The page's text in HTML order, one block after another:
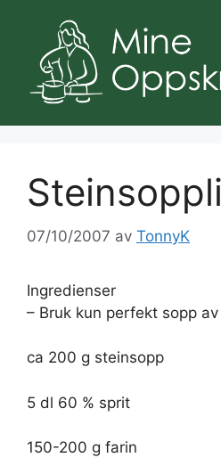
innhold
07/10/2007 av TonnyK
Ingredienser
– Bruk kun perfekt sopp
ca 200 g steinsopp
5 dl 60 % sprit
150-200 g farin